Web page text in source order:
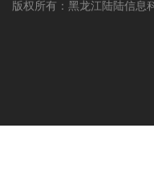
版权所有：黑龙江陆陆信息